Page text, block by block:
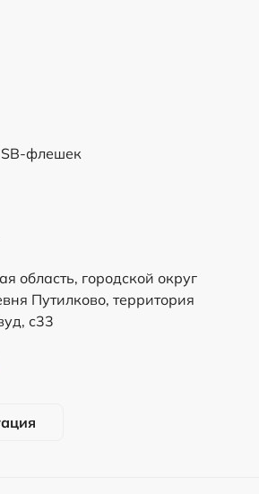
флешек
область, городской округ
Путилково, территория
с33